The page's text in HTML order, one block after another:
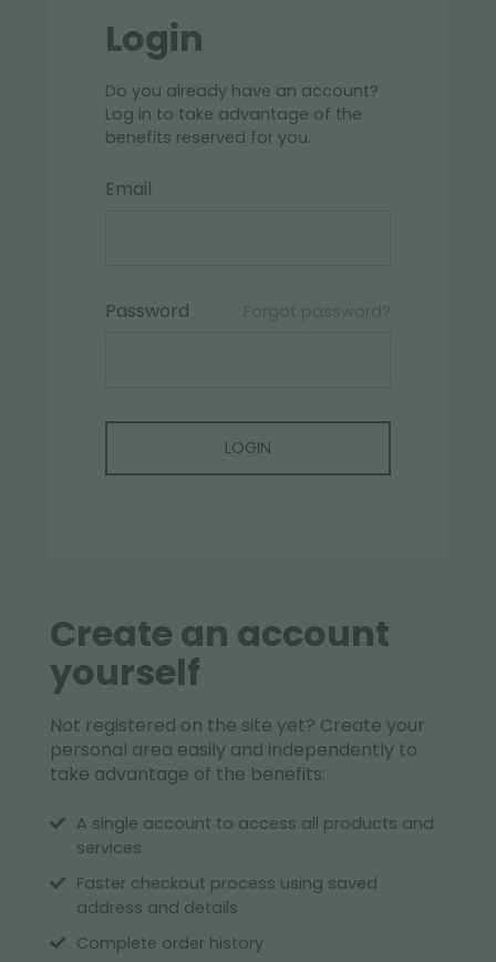
Login
Do you already have an account?
Log in to take advantage of the
benefits reserved for you.
Email
Password
Create an account
yourself
Not registered on the site yet? Create your
personal area easily and independently to
take advantage of the benefits:
A single account to access all products and
services
Faster checkout process using saved
address and details
Complete order history